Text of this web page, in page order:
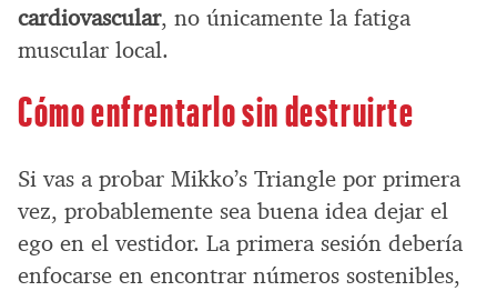
cardiovascular, no únicamente la fatiga
muscular local.
Cómo enfrentarlo sin destruirte
Si vas a probar Mikko’s Triangle por primera
vez, probablemente sea buena idea dejar el
ego en el vestidor. La primera sesión debería
enfocarse en encontrar números sostenibles,